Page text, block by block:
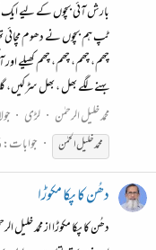
بارش آئی بچوں کے لیے ایک
ٹپ ہم بچوں نے دھوم
چھم، چھم، چھم، چھم کھیلے
بہنے لگے بھل ، بھل سڑکیں،
محمد خلیل الرحمٰن
لڑی
محمد خلیل الحمٰن
جوابات: 25
دھُن کا پکا مکوڑا
دھُن کا پکا مکوڑا از محمد خلیل